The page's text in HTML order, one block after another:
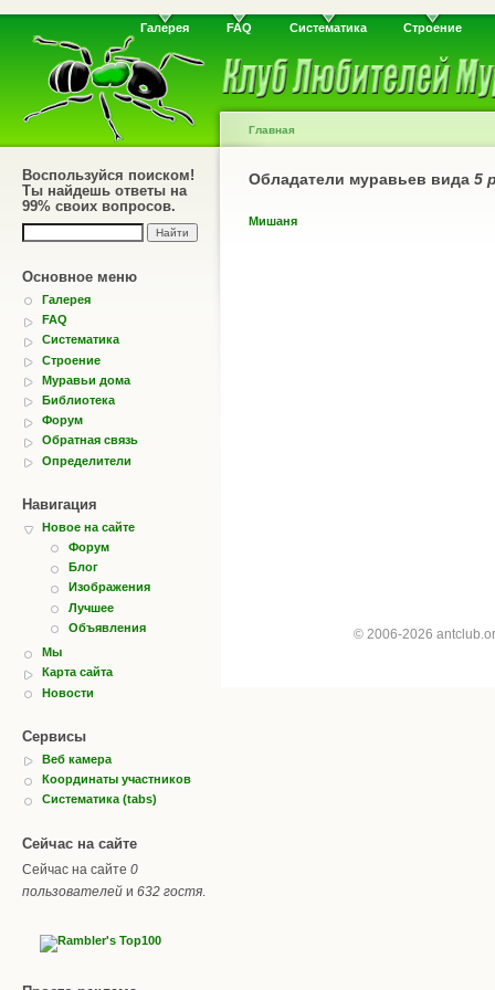
Галерея FAQ Систематика Строение
Воспользуйся поиском!
Ты найдешь ответы на
99% своих вопросов.
Основное меню
Галерея
FAQ
Систематика
Строение
Муравьи дома
Библиотека
Форум
Обратная связь
Определители
Навигация
Новое на сайте
Форум
Блог
Изображения
Лучшее
Объявления
Мы
Карта сайта
Новости
Сервисы
Веб камера
Координаты участников
Систематика (tabs)
Сейчас на сайте
Сейчас на сайте 0
пользователей и 632 гостя
Главная
Обладатели муравьев вида 5
Мишаня
© 2006-2026